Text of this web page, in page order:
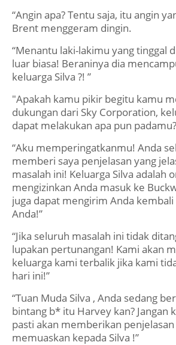
“Angin apa? Tentu saja, itu angin
Brent menggeram dingin.
“Menantu laki-lakimu yang tinggal
luar biasa! Beraninya dia
keluarga Silva ?! ”
"Apakah kamu pikir begitu kamu
dukungan dari Sky Corporation,
dapat melakukan apa pun
“Aku memperingatkanmu! Anda
memberi saya penjelasan yang
masalah ini! Keluarga Silva adalah
mengizinkan Anda masuk ke
juga dapat mengirim Anda
Anda!”
“Jika seluruh masalah ini tidak
lupakan pertunangan! Kami akan
keluarga kami terbalik jika kami
hari ini!”
“Tuan Muda Silva , Anda sedang
bintang b* itu Harvey kan? Jangan
pasti akan memberikan
memuaskan kepada Silva !”